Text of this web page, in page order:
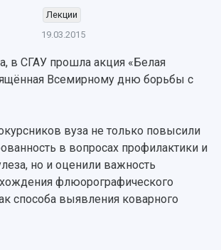
совет
совет
и специалитет
деятельность
и ведущие научные коллективы
советы
кадров
должностей научных
совет
Лекции
19.03.2015
в СГАУ прошла акция «Белая
Всемирному дню борьбы с
вуза не только повысили
в вопросах профилактики и
но и оценили важность
флюорографического
способа выявления коварного